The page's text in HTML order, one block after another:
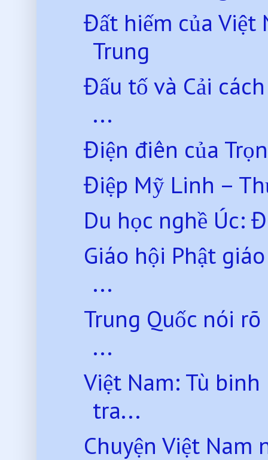
Đất hiếm của Việt
Trung
Đấu tố và Cải
...
Điện điên của
Điệp Mỹ Linh –
Du học nghề Úc:
Giáo hội Phật
...
Trung Quốc nói
...
Việt Nam: Tù
tra...
Chuyện Việt Nam